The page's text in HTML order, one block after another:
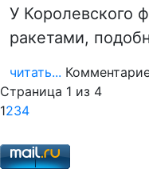
У Королевского
ракетами,
читать...
Страница 1 из 4
1234